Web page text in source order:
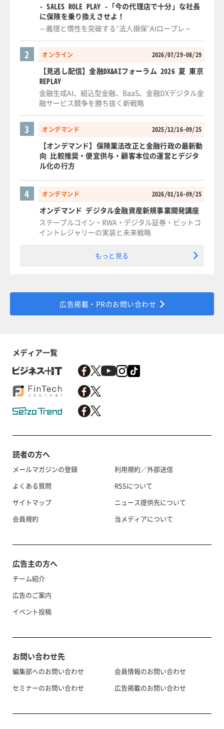
- SALES ROLE PLAY -「今の代理店で十分」な社長
に保険を乗り換えさせよ！
～義理と慣性を突破する"法人損保"AIロープレ～
オンライン 2026/07/29-08/29
2
【見逃し配信】金融DX&AIフォーラム 2026 夏 東京
REPLAY
金融生成AI、組込型金融、BaaS、金融DXデジタル金
融サービス競争を勝ち抜く新戦略
オンデマンド 2025/12/16-09/25
3
【オンデマンド】保険業法改正と金融行政の最新動
向 比較推奨・便宜供与・顧客本位の運営とデジタ
ル化の行方
オンデマンド 2026/01/16-09/25
4
オンデマンド デジタル金融資産新規事業開発講座
ステーブルコイン・RWA・デジタル証券・ビットコ
イントレジャリーの実装と未来戦略
もっと見る
広告掲載・PRのお問い合わせ
メディア一覧
読者の方へ
メールマガジンの登録
よくある質問
サイトマップ
会員規約
利用規約／外部送信
RSSについて
ニュース提供先について
当メディアについて
広告主の方へ
チーム紹介
広告のご案内
イベント投稿
お問い合わせ先
編集部へのお問い合わせ
セミナーのお問い合わせ
会員情報のお問い合わせ
広告掲載のお問い合わせ